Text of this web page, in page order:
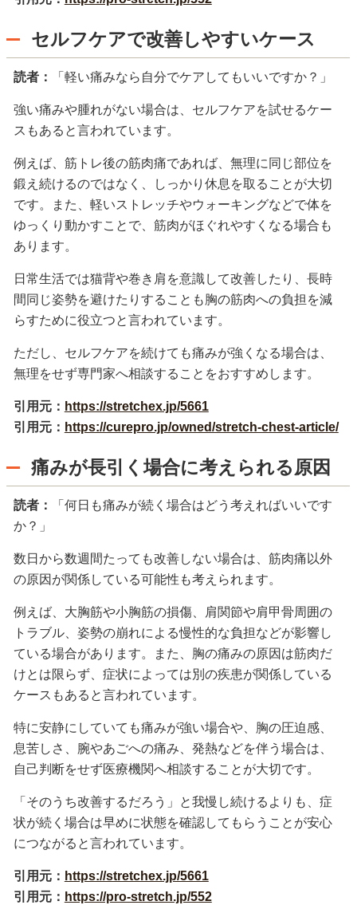
セルフケアで改善しやすいケース
読者： 「軽い痛みなら自分でケアしてもいいですか？」
強い痛みや腫れがない場合は、セルフケアを試せるケー
スもあると言われています。
例えば、筋トレ後の筋肉痛であれば、無理に同じ部位を
鍛え続けるのではなく、しっかり休息を取ることが大切
です。また、軽いストレッチやウォーキングなどで体を
ゆっくり動かすことで、筋肉がほぐれやすくなる場合も
あります。
日常生活では猫背や巻き肩を意識して改善したり、長時
間同じ姿勢を避けたりすることも胸の筋肉への負担を減
らすために役立つと言われています。
ただし、セルフケアを続けても痛みが強くなる場合は、
無理をせず専門家へ相談することをおすすめします。
引用元： https://stretchex.jp/5661
引用元： https://curepro.jp/owned/stretch-chest-article/
痛みが長引く場合に考えられる原因
読者：
「何日も痛みが続く場合はどう考えればいいです
か？」
数日から数週間たっても改善しない場合は、筋肉痛以外
の原因が関係している可能性も考えられます。
例えば、大胸筋や小胸筋の損傷、肩関節や肩甲骨周囲の
トラブル、姿勢の崩れによる慢性的な負担などが影響し
ている場合があります。また、胸の痛みの原因は筋肉だ
けとは限らず、症状によっては別の疾患が関係している
ケースもあると言われています。
特に安静にしていても痛みが強い場合や、胸の圧迫感、
息苦しさ、腕やあごへの痛み、発熱などを伴う場合は、
自己判断をせず医療機関へ相談することが大切です。
「そのうち改善するだろう」と我慢し続けるよりも、症
状が続く場合は早めに状態を確認してもらうことが安心
につながると言われています。
引用元： https://stretchex.jp/5661
引用元： https://pro-stretch.jp/552